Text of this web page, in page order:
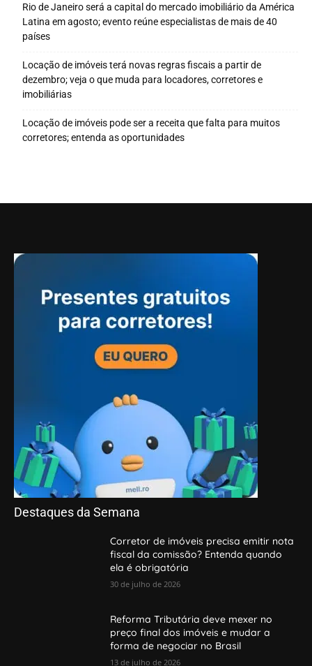
Rio de Janeiro será a capital do mercado imobiliário da América
Latina em agosto; evento reúne especialistas de mais de 40
países
Locação de imóveis terá novas regras fiscais a partir de
dezembro; veja o que muda para locadores, corretores e
imobiliárias
Locação de imóveis pode ser a receita que falta para muitos
corretores; entenda as oportunidades
Destaques da Semana
Corretor de imóveis precisa emitir nota
fiscal da comissão? Entenda quando
ela é obrigatória
30 de julho de 2026
Reforma Tributária deve mexer no
preço final dos imóveis e mudar a
forma de negociar no Brasil
13 de julho de 2026